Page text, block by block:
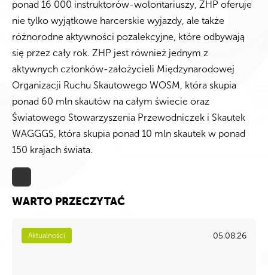
ponad 16 000 instruktorów-wolontariuszy, ZHP oferuje
nie tylko wyjątkowe harcerskie wyjazdy, ale także
różnorodne aktywności pozalekcyjne, które odbywają
się przez cały rok. ZHP jest również jednym z
aktywnych członków-założycieli Międzynarodowej
Organizacji Ruchu Skautowego WOSM, która skupia
ponad 60 mln skautów na całym świecie oraz
Światowego Stowarzyszenia Przewodniczek i Skautek
WAGGGS, która skupia ponad 10 mln skautek w ponad
150 krajach świata.
WARTO PRZECZYTAĆ
Aktualności 05.08.26